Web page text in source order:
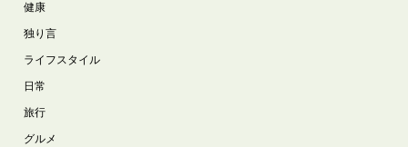
健康
独り言
ライフスタイル
日常
旅行
グルメ